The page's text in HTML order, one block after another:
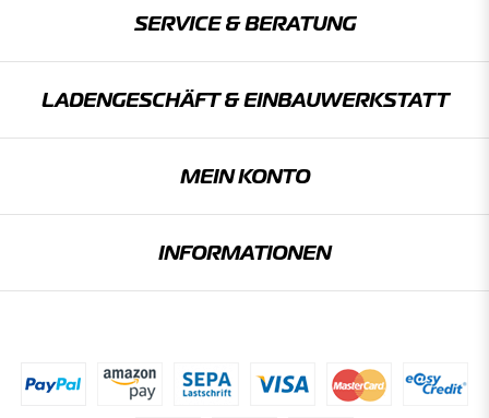
SERVICE & BERATUNG
LADENGESCHÄFT & EINBAU­WERKSTATT
MEIN KONTO
INFORMATIONEN